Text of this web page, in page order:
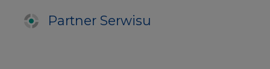
Partner Serwisu